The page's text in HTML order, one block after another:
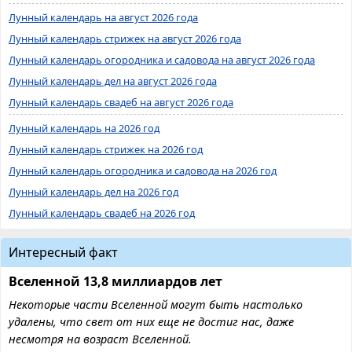
Лунный календарь на август 2026 года
Лунный календарь стрижек на август 2026 года
Лунный календарь огородника и садовода на август 2026 года
Лунный календарь дел на август 2026 года
Лунный календарь свадеб на август 2026 года
Лунный календарь на 2026 год
Лунный календарь стрижек на 2026 год
Лунный календарь огородника и садовода на 2026 год
Лунный календарь дел на 2026 год
Лунный календарь свадеб на 2026 год
Интересный факт
Вселенной 13,8 миллиардов лет
Некоторые части Вселенной могут быть настолько
удалены, что свет от них еще не достиг нас, даже
несмотря на возраст Вселенной.